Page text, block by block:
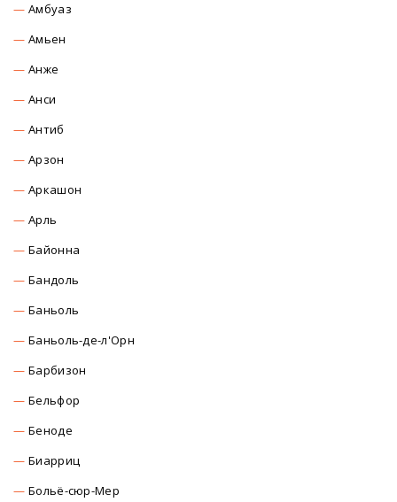
Амбуаз
Амьен
Анже
Анси
Антиб
Арзон
Аркашон
Арль
Байонна
Бандоль
Баньоль
Баньоль-де-л'Орн
Барбизон
Бельфор
Беноде
Биарриц
Больё-сюр-Мер